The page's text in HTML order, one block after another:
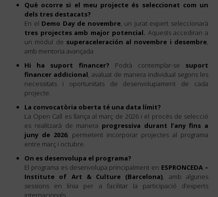
Què ocorre si el meu projecte és seleccionat com un
dels tres destacats?
En el Demo Day de novembre, un jurat expert seleccionarà
tres projectes amb major potencial. Aquests accediran a
un mòdul de superaceleración al novembre i desembre,
amb mentoria avançada
Hi ha suport financer? Podrà contemplar-se suport
financer addicional, avaluat de manera individual segons les
necessitats i oportunitats de desenvolupament de cada
projecte.
La convocatòria oberta té una data límit?
La Open Call es llança al març de 2026 i el procés de selecció
es realitzarà de manera progressiva durant l’any fins a
juny de 2026, permetent incorporar projectes al programa
entre març i octubre.
On es desenvolupa el programa?
El programa es desenvolupa principalment en ESPRONCEDA –
Institute of Art & Culture (Barcelona), amb algunes
sessions en línia per a facilitar la participació d’experts
internacionals.